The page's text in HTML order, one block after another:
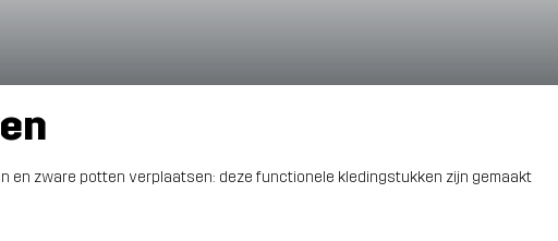
en zware potten verplaatsen: deze functionele kledingstukken zijn gemaakt